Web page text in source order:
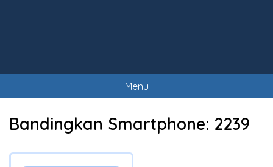
Menu
Bandingkan Smartphone: 2239